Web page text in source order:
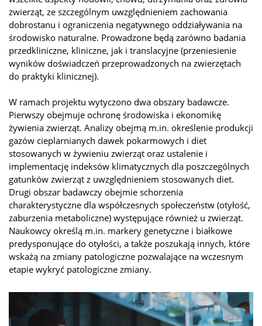
zwierząt, ze szczególnym uwzględnieniem zachowania
dobrostanu i ograniczenia negatywnego oddziaływania na
środowisko naturalne. Prowadzone będą zarówno badania
przedkliniczne, kliniczne, jak i translacyjne (przeniesienie
wyników doświadczeń przeprowadzonych na zwierzętach
do praktyki klinicznej).
W ramach projektu wytyczono dwa obszary badawcze.
Pierwszy obejmuje ochronę środowiska i ekonomikę
żywienia zwierząt. Analizy obejmą m.in. określenie produkcji
gazów cieplarnianych dawek pokarmowych i diet
stosowanych w żywieniu zwierząt oraz ustalenie i
implementację indeksów klimatycznych dla poszczególnych
gatunków zwierząt z uwzględnieniem stosowanych diet.
Drugi obszar badawczy obejmie schorzenia
charakterystyczne dla współczesnych społeczeństw (otyłość,
zaburzenia metaboliczne) występujące również u zwierząt.
Naukowcy określą m.in. markery genetyczne i białkowe
predysponujące do otyłości, a także poszukają innych, które
wskażą na zmiany patologiczne pozwalające na wczesnym
etapie wykryć patologiczne zmiany.